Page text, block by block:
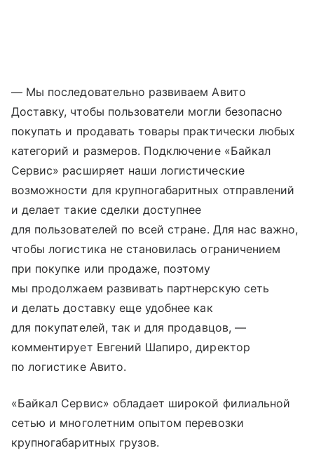
— Мы последовательно развиваем Авито
Доставку, чтобы пользователи могли безопасно
покупать и продавать товары практически любых
категорий и размеров. Подключение «Байкал
Сервис» расширяет наши логистические
возможности для крупногабаритных отправлений
и делает такие сделки доступнее
для пользователей по всей стране. Для нас важно,
чтобы логистика не становилась ограничением
при покупке или продаже, поэтому
мы продолжаем развивать партнерскую сеть
и делать доставку еще удобнее как
для покупателей, так и для продавцов, —
комментирует Евгений Шапиро, директор
по логистике Авито.
«Байкал Сервис» обладает широкой филиальной
сетью и многолетним опытом перевозки
крупногабаритных грузов.